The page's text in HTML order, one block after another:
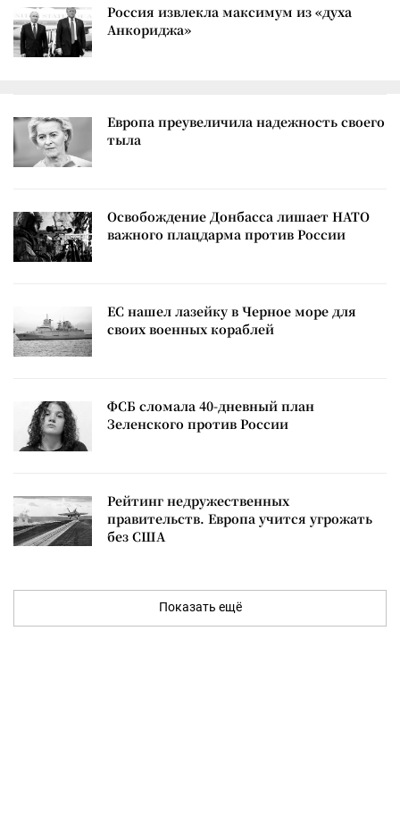
Россия извлекла максимум из «духа
Анкориджа»
Европа преувеличила надежность своего
тыла
Освобождение Донбасса лишает НАТО
важного плацдарма против России
ЕС нашел лазейку в Черное море для
своих военных кораблей
ФСБ сломала 40-дневный план
Зеленского против России
Рейтинг недружественных
правительств. Европа учится угрожать
без США
Показать ещё